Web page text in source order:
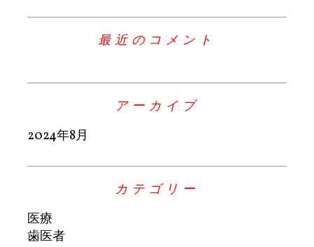
最近のコメント
アーカイブ
2024年8月
カテゴリー
医療
歯医者